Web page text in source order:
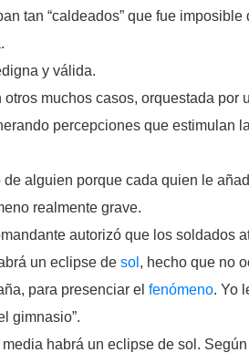
tan “caldeados” que fue
y válida.
muchos casos, orquestada por
percepciones que estimulan
alguien porque cada quien le
realmente grave.
autorizó que los soldados
un eclipse de sol , hecho que no
para presenciar el fenómeno. Yo
gimnasio”.
habrá un eclipse de sol.